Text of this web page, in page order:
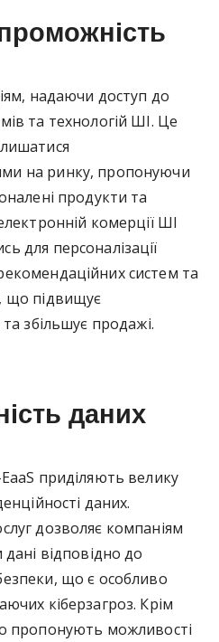
надаючи доступ до
та технологій ШІ. Це
на ринку, пропонуючи
продукти та
комерції ШІ
для персоналізації
систем та
що підвищує
та збільшує продажі.
даних
приділяють велику
даних.
дозволяє компаніям
відповідно до
що є особливо
кіберзагроз. Крім
пропонують можливості